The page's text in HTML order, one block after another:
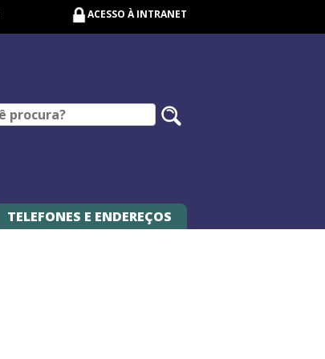
ACESSO À INTRANET
TELEFONES E ENDEREÇOS